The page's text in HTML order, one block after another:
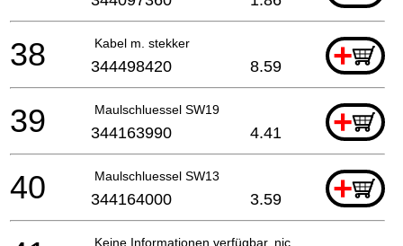
Kabel m. stekker +
38 344498420 8.59
Maulschluessel SW19 +
39 344163990 4.41
Maulschluessel SW13 +
40 344164000 3.59
Keine Informationen verfügbar, nicht bestellbar